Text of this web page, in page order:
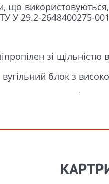
що
У 29.2-2648400275-
зі
вугільний блок з
активоване вугілля,